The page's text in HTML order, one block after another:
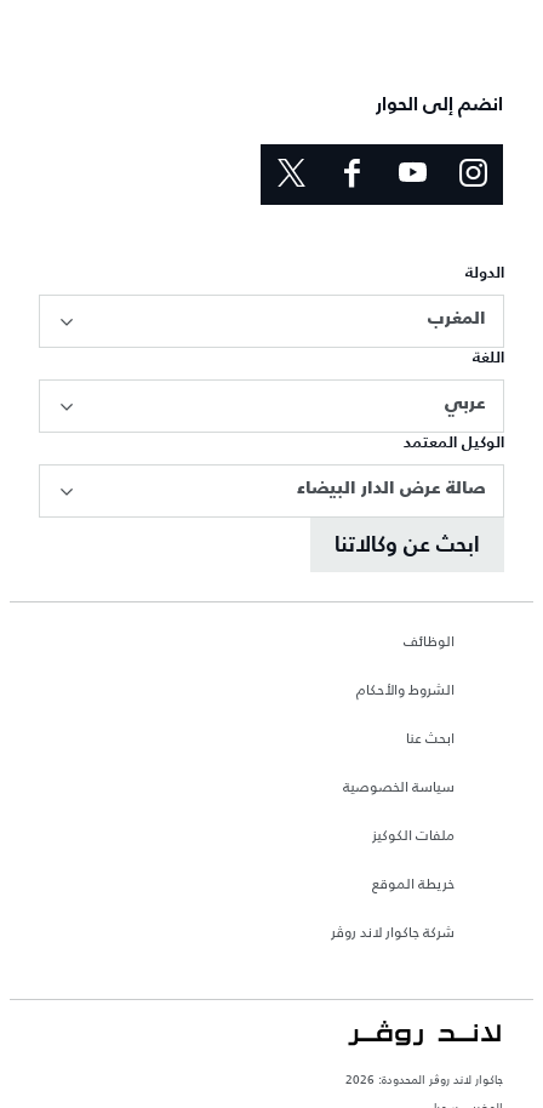
انضم إلى الحوار
الدولة
المغرب
اللغة
عربي
الوكيل المعتمد
صالة عرض الدار البيضاء
ابحث عن وكالاتنا
الوظائف
الشروط والأحكام
ابحث عنا
سياسة الخصوصية
ملفات الكوكيز
خريطة الموقع
شركة جاكوار لاند روڤر
جاكوار لاند روڨر المحدودة: 2026